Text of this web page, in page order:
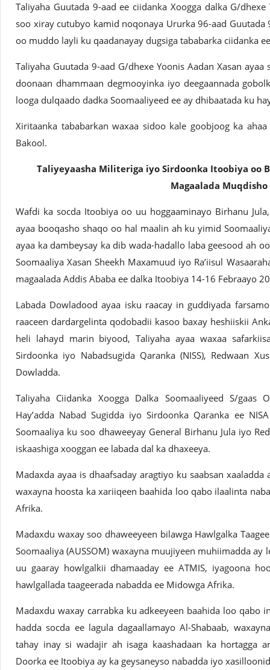
Taliyaha Guutada 9-aad ee ciidanka Xoogga dalka G/
soo xiray cutubyo kamid noqonaya Ururka 96-aad Guutada
oo muddo layli ku qaadanayay dugsiga tababarka ciidanka
Taliyaha Guutada 9-aad G/dhexe Yoonis Aadan Xasan
doonaan dhammaan degmooyinka iyo deegaannada
looga dulqaado dadka Soomaaliyeed ee ay dhibaatada ku
Xiritaanka tababarkan waxaa sidoo kale goobjoog ka
Bakool.
Taliyeyaasha Militeriga iyo Sirdoonka Itoobiya oo
Magaalada Muqdisho
Wafdi ka socda Itoobiya oo uu hoggaaminayo Birhanu
ayaa booqasho shaqo oo hal maalin ah ku yimid
ayaa ka dambeysay ka dib wada-hadallo laba geesood ah
Soomaaliya Xasan Sheekh Maxamuud iyo Ra’iisul
magaalada Addis Ababa ee dalka Itoobiya 14-16 Febraayo
Labada Dowladood ayaa isku raacay in guddiyada
raaceen dardargelinta qodobadii kasoo baxay heshiiskii
heli lahayd marin biyood, Taliyaha ayaa waxaa
Sirdoonka iyo Nabadsugida Qaranka (NISS), Redwaan
Dowladda.
Taliyaha Ciidanka Xoogga Dalka Soomaaliyeed S/gaas
Hay’adda Nabad Sugidda iyo Sirdoonka Qaranka ee
Soomaaliya ku soo dhaweeyay General Birhanu Jula iyo
iskaashiga xooggan ee labada dal ka dhaxeeya.
Madaxda ayaa is dhaafsaday aragtiyo ku saabsan
waxayna hoosta ka xariiqeen baahida loo qabo ilaalinta
Afrika.
Madaxdu waxay soo dhaweeyeen bilawga Hawlgalka
Soomaaliya (AUSSOM) waxayna muujiyeen muhiimadda
uu gaaray howlgalkii dhamaaday ee ATMIS, iyagoona
hawlgallada taageerada nabadda ee Midowga Afrika.
Madaxdu waxay carrabka ku adkeeyeen baahida loo qabo
hadda socda ee lagula dagaallamayo Al-Shabaab,
tahay inay si wadajir ah isaga kaashadaan ka hortagga
Doorka ee Itoobiya ay ka geysaneyso nabadda iyo